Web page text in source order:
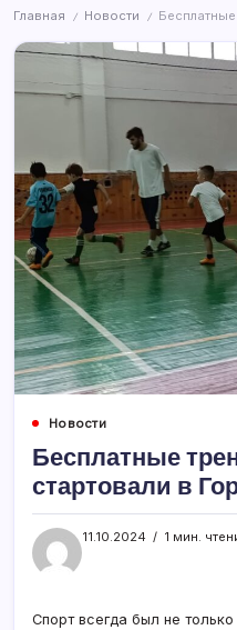
г.
Горно-
Алтайска
«ИнтегРА»
активистов
Горно-
Алтайска
Республики
Главная / Новости / Бесплатные
Новости
Бесплатные
стартовали в
11.10.2024 1 мин.
Спорт всегда был не